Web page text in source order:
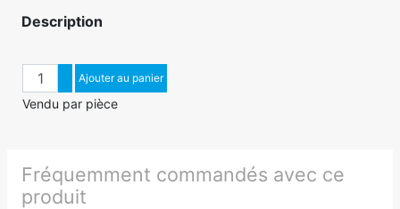
Description
QuantitéAugmenter quantité
Diminuer quantité
Ajouter au panier
Vendu par pièce
Fréquemment commandés avec ce
produit